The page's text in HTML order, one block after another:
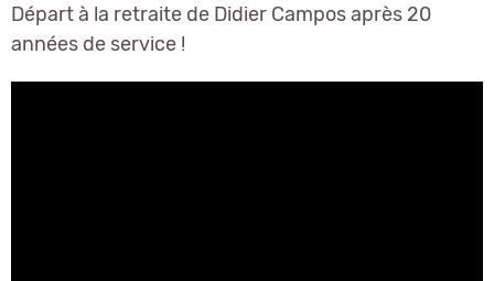
Départ à la retraite de Didier Campos après 20
années de service !